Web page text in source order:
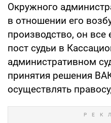
Окружного
в отношении его
производство, он
пост судьи в
административном
принятия решения
осуществлять